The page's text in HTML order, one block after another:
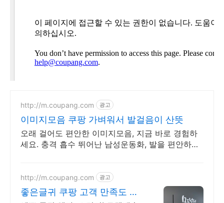
http://m.coupang.com 광고
이미지모음 쿠팡 가벼워서 발걸음이 산뜻
오래 걸어도 편안한 이미지모음, 지금 바로 경험하
세요. 충격 흡수 뛰어난 남성운동화, 발을 편안하게
http://m.coupang.com 광고
좋은글귀 쿠팡 고객 만족도 높